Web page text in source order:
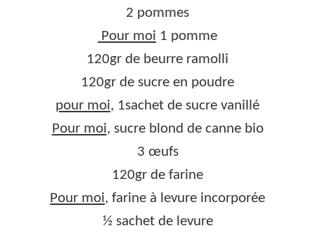
2 pommes
Pour moi 1 pomme
120gr de beurre ramolli
120gr de sucre en poudre
pour moi, 1sachet de sucre vanillé
Pour moi, sucre blond de canne bio
3 œufs
120gr de farine
Pour moi, farine à levure incorporée
½ sachet de levure